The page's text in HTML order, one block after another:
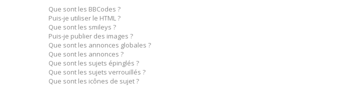
Que sont les BBCodes ?
Puis-je utiliser le HTML ?
Que sont les smileys ?
Puis-je publier des images ?
Que sont les annonces globales ?
Que sont les annonces ?
Que sont les sujets épinglés ?
Que sont les sujets verrouillés ?
Que sont les icônes de sujet ?